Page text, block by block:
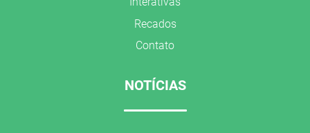
Recados
Contato
NOTÍCIAS